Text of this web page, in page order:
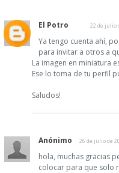
El Potro 22 de julio
Ya tengo cuenta ahí,
para invitar a otros a
La imagen en miniatura
Ese lo toma de tu perfil
Saludos!
Anónimo 26 de julio de
hola, muchas gracias
colocar para que solo